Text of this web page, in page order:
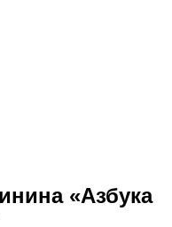
«Азбука